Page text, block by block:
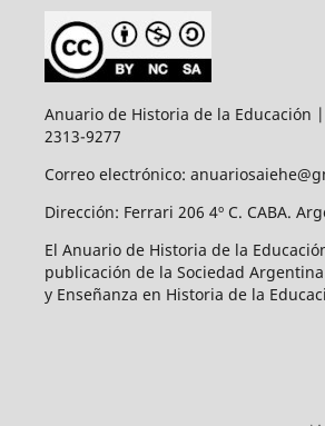
Anuario de Historia de la Educación
2313-9277
Correo electrónico:
Dirección: Ferrari 206 4º C. CABA.
El Anuario de Historia de la
publicación de la Sociedad
y Enseñanza en Historia de la